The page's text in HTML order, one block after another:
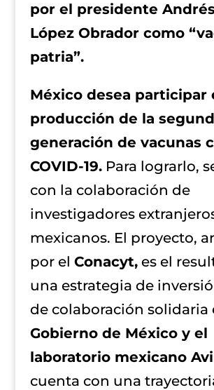
por el presidente
López Obrador como
patria”.
México desea participar
producción de la
generación de vacunas
COVID-19.Para lograrlo,
con la colaboración de
investigadores
mexicanos. El proyecto,
por el Conacyt,es el
una estrategia de
de colaboración solidaria
Gobierno de México y el
laboratorio mexicano
cuenta con una